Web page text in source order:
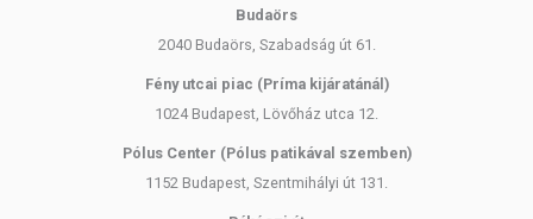
számos tényező befolyásolhatja, mint például a termőhely, az éghajlat
és a betakarítás időpontja.
Összetevők: 100% bio ashwagandha por.
Budaörs
2040 Budaörs, Szabadság út 61.
Fény utcai piac (Príma kijáratánál)
1024 Budapest, Lövőház utca 12.
Pólus Center (Pólus patikával szemben)
1152 Budapest, Szentmihályi út 131.